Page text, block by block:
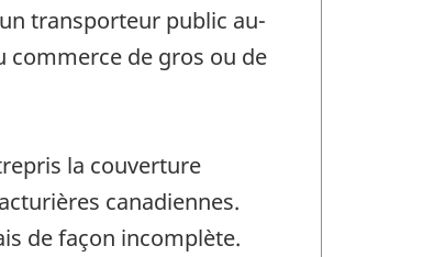
transporteur public au-
commerce de gros ou de
la couverture
canadiennes.
de façon incomplète.